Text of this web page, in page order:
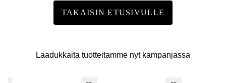
TAKAISIN ETUSIVULLE
Laadukkaita tuotteitamme nyt kampanjassa